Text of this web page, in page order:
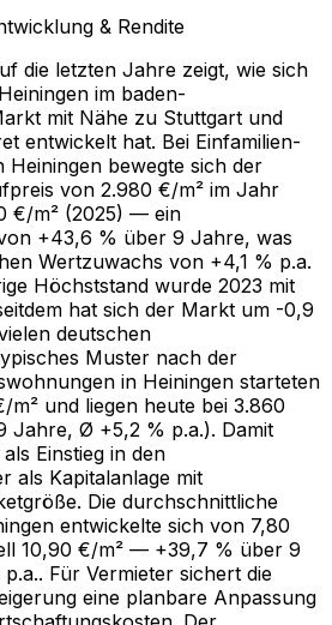
& Rendite
die letzten Jahre zeigt, wie sich
im baden-
mit Nähe zu Stuttgart und
entwickelt hat. Bei Einfamilien-
Heiningen bewegte sich der
von 2.980 €/m² im Jahr
€/m² (2025) — ein
+43,6 % über 9 Jahre, was
Wertzuwachs von +4,1 % p.a.
Höchststand wurde 2023 mit
hat sich der Markt um -0,9
deutschen
Muster nach der
in Heiningen starteten
m² und liegen heute bei 3.860
Jahre, Ø +5,2 % p.a.). Damit
Einstieg in den
als Kapitalanlage mit
Die durchschnittliche
entwickelte sich von 7,80
10,90 €/m² — +39,7 % über 9
Für Vermieter sichert die
eine planbare Anpassung